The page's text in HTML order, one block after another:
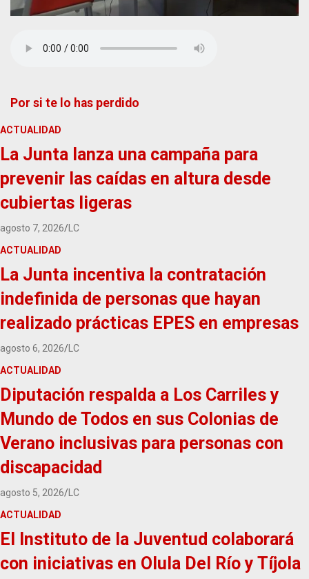
Por si te lo has perdido
ACTUALIDAD
La Junta lanza una campaña para
prevenir las caídas en altura desde
cubiertas ligeras
agosto 7, 2026 LC
ACTUALIDAD
La Junta incentiva la contratación
indefinida de personas que hayan
realizado prácticas EPES en empresas
agosto 6, 2026 LC
ACTUALIDAD
Diputación respalda a Los Carriles y
Mundo de Todos en sus Colonias de
Verano inclusivas para personas con
discapacidad
agosto 5, 2026 LC
ACTUALIDAD
El Instituto de la Juventud colaborará
con iniciativas en Olula Del Río y Tíjola